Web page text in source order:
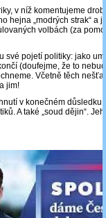
v níž komentujeme
hejna „modrých strak“ a
volbách (za
své pojetí politiky: jako
(doufejme, že to
Včetně těch
jim!
v konečném důsledku
A také „soud dějin“.